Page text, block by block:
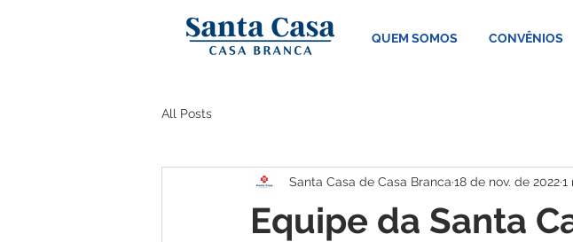
QUEM SOMOS CONVÊNIOS
All Posts
Equipe da Santa
Santa Casa de Casa Branca 18 de nov. de 20221